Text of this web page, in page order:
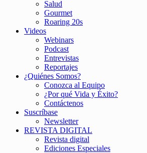
Salud
Gourmet
Roaring 20s
Videos
Webinars
Podcast
Entrevistas
Reportajes
¿Quiénes Somos?
Conozca al Equipo
¿Por qué Vida y Éxito?
Contáctenos
Suscríbase
Newsletter
REVISTA DIGITAL
Revista digital
Ediciones Especiales